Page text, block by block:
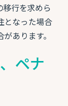
移行を求めら
となった場合
あります。
ペナ